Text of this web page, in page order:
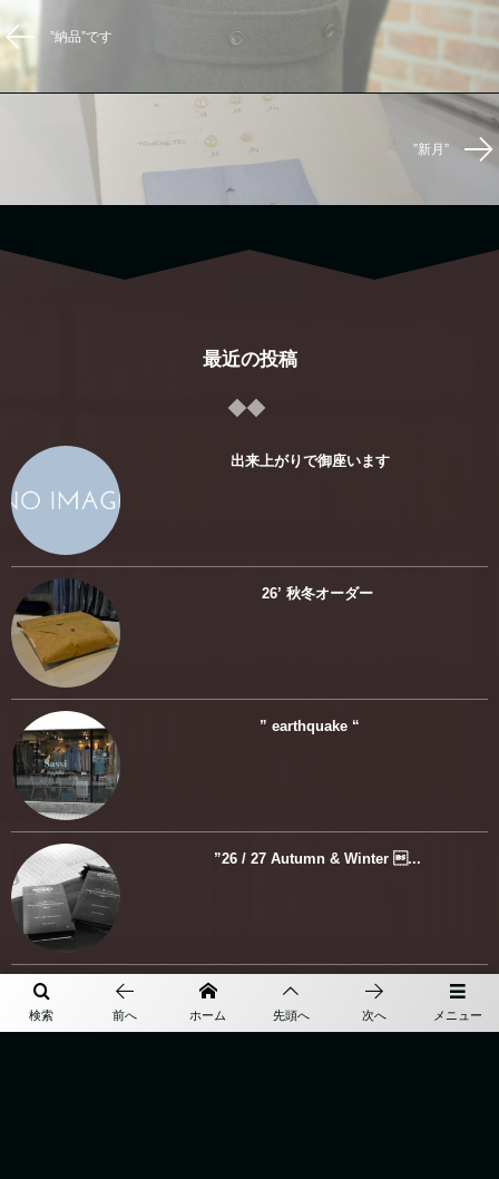
”納品”です
”新月”
メニュー
検索 前へ ホーム 先頭へ 次へ
最近の投稿
出来上がりで御座います
26’ 秋冬オーダー
” earthquake “
”26 / 27 Autumn & Winter ...
REDA ABITO / JA LINE